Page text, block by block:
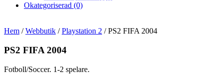
Okategoriserad (0)
Hem /Webbutik /Playstation 2 / PS2 FIFA 2004
PS2 FIFA 2004
Fotboll/Soccer. 1-2 spelare.